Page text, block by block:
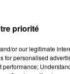
précise par
ont été
a été prise
à LCI;
priorité
or our legitimate
for personalised